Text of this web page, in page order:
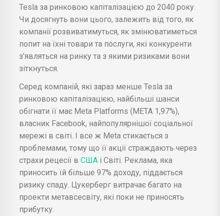
Tesla за ринковою капіталізацією до 2040 року.
Чи досягнуть вони цього, залежить від того, як
компанії розвиватимуться, як змінюватиметься
попит на їхні товари та послуги, які конкуренти
з'являться на ринку та з якими ризиками вони
зіткнуться.
Серед компаній, які зараз менше Tesla за
ринковою капіталізацією, найбільші шанси
обігнати її має Meta Platforms (META 1,97%),
власник Facebook, найпопулярнішої соціальної
мережі в світі. І все ж Meta стикається з
проблемами, тому що її акції страждають через
страхи рецесії в США і Світі. Реклама, яка
приносить їй більше 97% доходу, піддається
ризику спаду. Цукерберг витрачає багато на
проекти метавсесвіту, які поки не приносять
прибутку.